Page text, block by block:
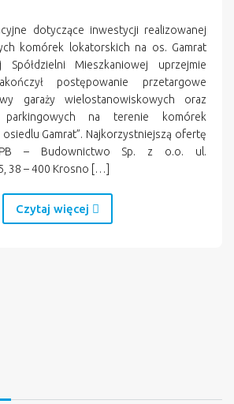
dotyczące inwestycji realizowanej
komórek lokatorskich na os. Gamrat
Spółdzielni Mieszkaniowej uprzejmie
postępowanie przetargowe
garaży wielostanowiskowych oraz
na terenie komórek
Gamrat”. Najkorzystniejszą ofertę
– Budownictwo Sp. z o.o. ul.
38 – 400 Krosno […]
Czytaj więcej